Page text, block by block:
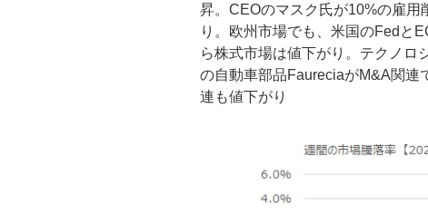
昇。CEOのマスク氏が10%の雇用
り。欧州市場でも、米国のFedと
ら株式市場は値下がり。テクノロ
の自動車部品FaureciaがM&A関連
連も値下がり